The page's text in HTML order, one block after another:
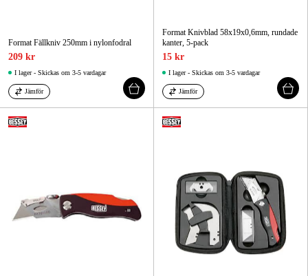
Format Fällkniv 250mm i nylonfodral
209 kr
I lager - Skickas om 3-5 vardagar
Jämför
Format Knivblad 58x19x0,6mm, rundade
kanter, 5-pack
15 kr
I lager - Skickas om 3-5 vardagar
Jämför